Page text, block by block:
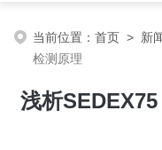
当前位置：首页 > 新
检测原理
浅析